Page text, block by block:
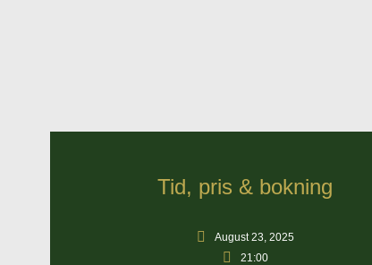
Tid, pris & bokning
August 23, 2025
21:00